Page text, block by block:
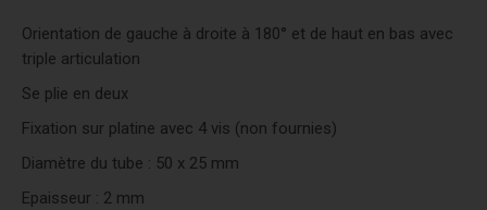
Orientation de gauche à droite à 180° et de haut en bas avec
triple articulation
Se plie en deux
Fixation sur platine avec 4 vis (non fournies)
Diamètre du tube : 50 x 25 mm
Epaisseur : 2 mm